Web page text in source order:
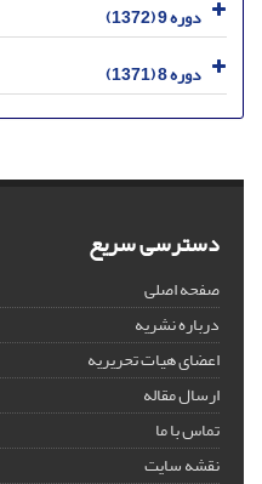
دوره 9 (1372)
دوره 8 (1371)
دسترسی سریع
صفحه اصلی
درباره نشریه
اعضای هیات تحریریه
ارسال مقاله
تماس با ما
نقشه سایت